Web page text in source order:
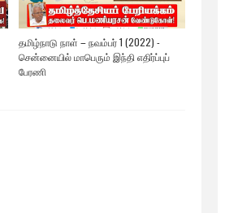
தமிழ்நாடு நாள் – நவம்பர் 1 (2022) -
சென்னையில் மாபெரும் இந்தி எதிர்ப்புப்
பேரணி